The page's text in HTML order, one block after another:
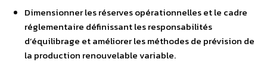
Dimensionner les réserves opérationnelles et le cadre
réglementaire définissant les responsabilités
d’équilibrage et améliorer les méthodes de prévision de
la production renouvelable variable.